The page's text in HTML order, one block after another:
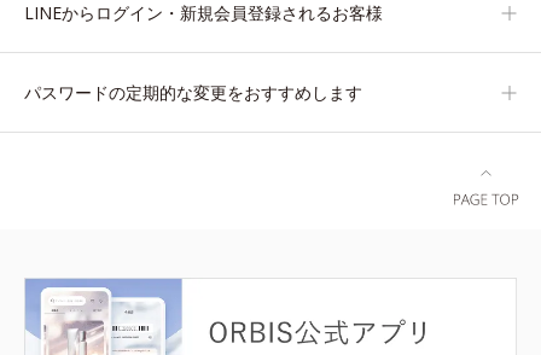
LINEからログイン・新規会員登録されるお客様
パスワードの定期的な変更をおすすめします